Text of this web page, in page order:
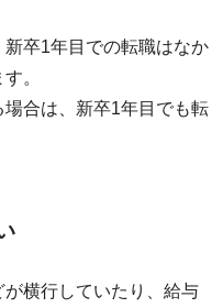
卒1年目での転職はなか
。
合は、新卒1年目でも転
横行していたり、給与